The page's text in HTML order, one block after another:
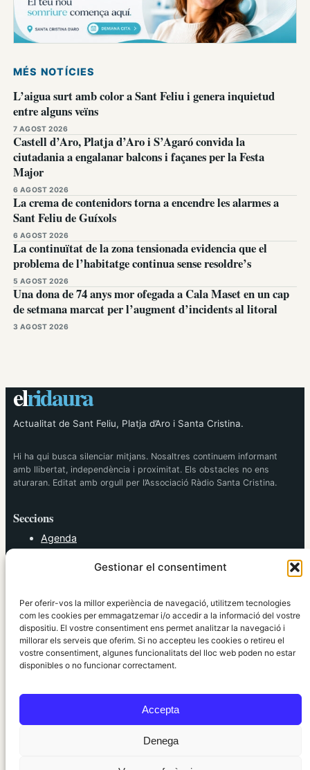
Gestionar el consentiment
Per oferir-vos la millor experiència de navegació, utilitzem tecnologies
com les cookies per emmagatzemar i/o accedir a la informació del vostre
dispositiu. El vostre consentiment ens permet analitzar la navegació i
millorar els serveis que oferim. Si no accepteu les cookies o retireu el
vostre consentiment, algunes funcionalitats del lloc web poden no estar
disponibles o no funcionar correctament.
Accepta
Denega
MÉS NOTÍCIES
L’aigua surt amb color a Sant Feliu i genera inquietud
entre alguns veïns
7 AGOST 2026
Castell d’Aro, Platja d’Aro i S’Agaró convida la
ciutadania a engalanar balcons i façanes per la Festa
Major
6 AGOST 2026
La crema de contenidors torna a encendre les alarmes a
Sant Feliu de Guíxols
6 AGOST 2026
La continuïtat de la zona tensionada evidencia que el
problema de l’habitatge continua sense resoldre’s
5 AGOST 2026
Una dona de 74 anys mor ofegada a Cala Maset en un cap
de setmana marcat per l’augment d’incidents al litoral
3 AGOST 2026
elridaura
Actualitat de Sant Feliu, Platja d’Aro i Santa Cristina.
Hi ha qui busca silenciar mitjans. Nosaltres continuem informant
amb llibertat, independència i proximitat. Els obstacles no ens
aturaran. Editat amb orgull per l’Associació Ràdio Santa Cristina.
Seccions
Agenda
Política
Societat
Tendències
elRidaura.com